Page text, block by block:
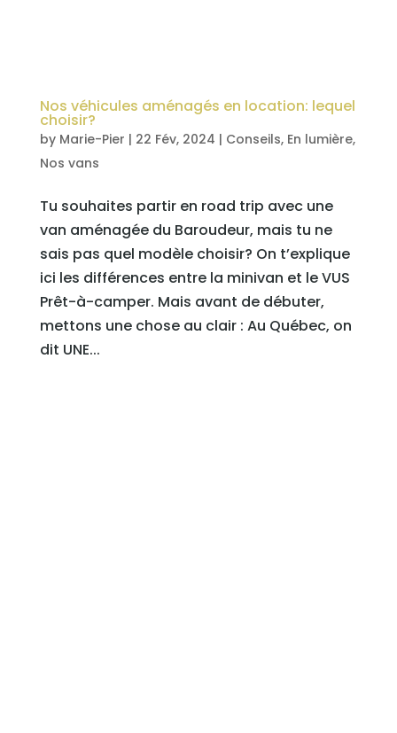
Nos véhicules aménagés en location: lequel
choisir?
by Marie-Pier | 22 Fév, 2024 | Conseils, En lumière,
Nos vans
Tu souhaites partir en road trip avec une
van aménagée du Baroudeur, mais tu ne
sais pas quel modèle choisir? On t’explique
ici les différences entre la minivan et le VUS
Prêt-à-camper. Mais avant de débuter,
mettons une chose au clair : Au Québec, on
dit UNE...